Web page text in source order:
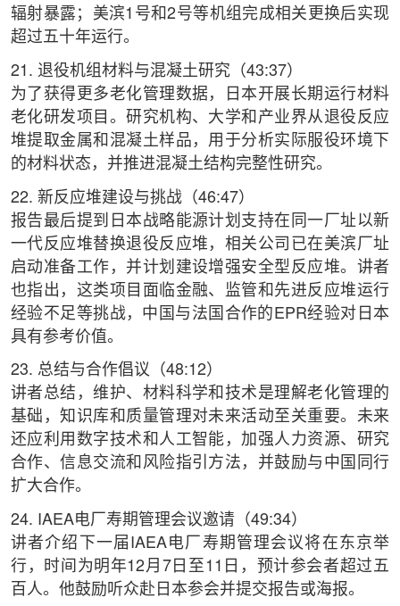
辐射暴露；美滨1号和2号等机组完成相关更换后实现
超过五十年运行。
21. 退役机组材料与混凝土研究（43:37）
为了获得更多老化管理数据，日本开展长期运行材料
老化研发项目。研究机构、大学和产业界从退役反应
堆提取金属和混凝土样品，用于分析实际服役环境下
的材料状态，并推进混凝土结构完整性研究。
22. 新反应堆建设与挑战（46:47）
报告最后提到日本战略能源计划支持在同一厂址以新
一代反应堆替换退役反应堆，相关公司已在美滨厂址
启动准备工作，并计划建设增强安全型反应堆。讲者
也指出，这类项目面临金融、监管和先进反应堆运行
经验不足等挑战，中国与法国合作的EPR经验对日本
具有参考价值。
23. 总结与合作倡议（48:12）
讲者总结，维护、材料科学和技术是理解老化管理的
基础，知识库和质量管理对未来活动至关重要。未来
还应利用数字技术和人工智能，加强人力资源、研究
合作、信息交流和风险指引方法，并鼓励与中国同行
扩大合作。
24. IAEA电厂寿期管理会议邀请（49:34）
讲者介绍下一届IAEA电厂寿期管理会议将在东京举
行，时间为明年12月7日至11日，预计参会者超过五
百人。他鼓励听众赴日本参会并提交报告或海报。